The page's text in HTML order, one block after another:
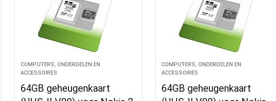
COMPUTERS, ONDERDELEN EN
ACCESSOIRES
64GB geheugenkaart
COMPUTERS, ONDERDELEN EN
ACCESSOIRES
64GB geheugenkaart